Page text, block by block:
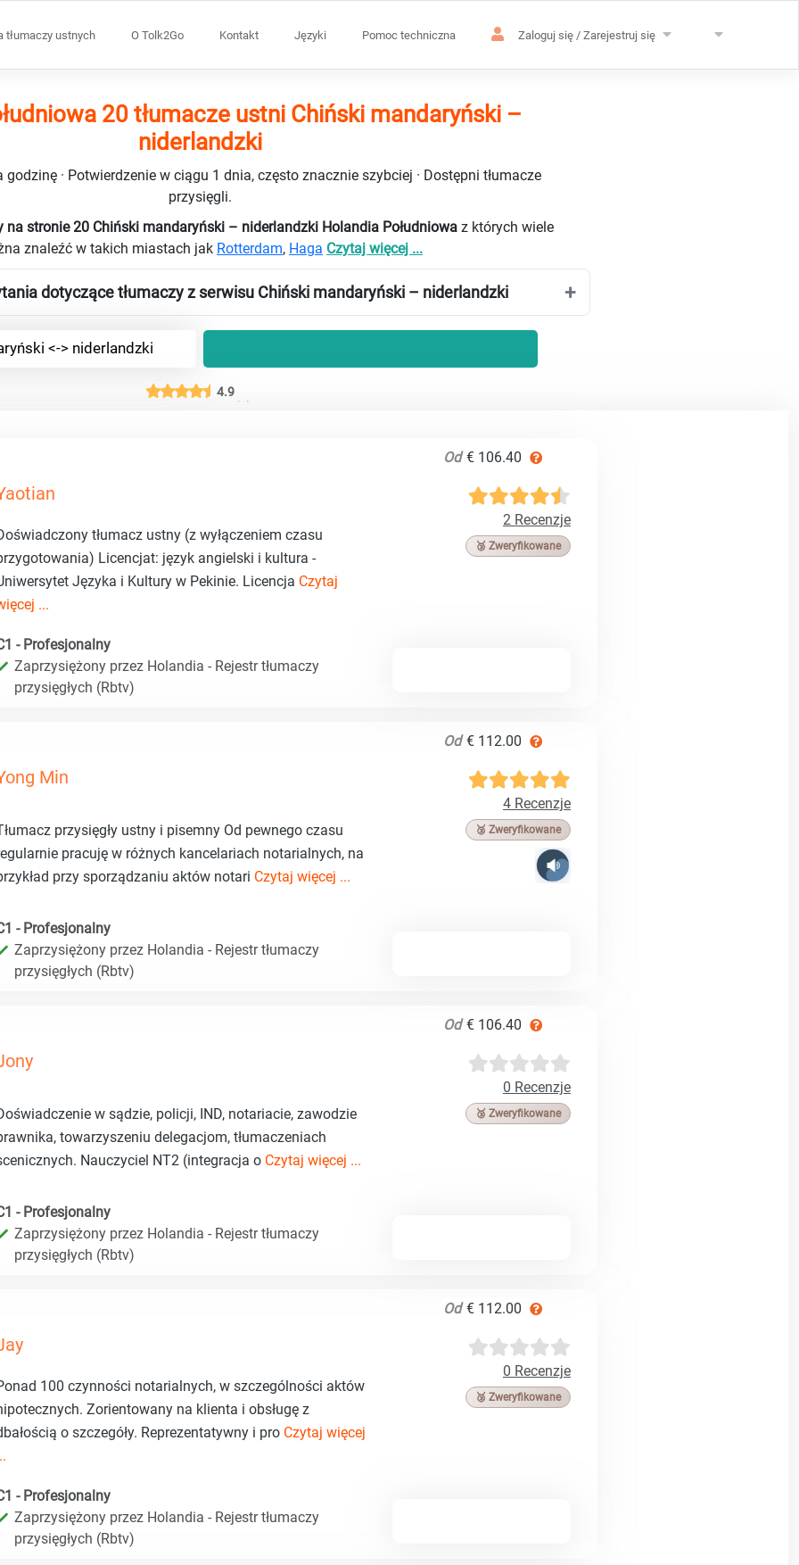
tłumaczy ustnych O Tolk2Go Kontakt Języki Pomoc techniczna Zaloguj się / Zarejestruj się
20 tłumacze ustni Chiński mandaryński –
niderlandzki
· Potwierdzenie w ciągu 1 dnia, często znacznie szybciej · Dostępni tłumacze
przysięgli.
na stronie 20 Chiński mandaryński – niderlandzki Holandia Południowa z których wiele
znaleźć w takich miastach jak Rotterdam, Haga Czytaj więcej ...
dotyczące tłumaczy z serwisu Chiński mandaryński – niderlandzki
<-> niderlandzki
4.9
Od€ 106.40
2 Recenzje
🥉 Zweryfikowane
tłumacz ustny (z wyłączeniem czasu
Licencjat: język angielski i kultura -
Języka i Kultury w Pekinie. Licencja Czytaj
...
- Profesjonalny
Zaprzysiężony przez Holandia - Rejestr tłumaczy
przysięgłych (Rbtv)
Od€ 112.00
Min
4 Recenzje
🥉 Zweryfikowane
przysięgły ustny i pisemny Od pewnego czasu
pracuję w różnych kancelariach notarialnych, na
przy sporządzaniu aktów notari Czytaj więcej ...
- Profesjonalny
Zaprzysiężony przez Holandia - Rejestr tłumaczy
przysięgłych (Rbtv)
Od€ 106.40
0 Recenzje
🥉 Zweryfikowane
w sądzie, policji, IND, notariacie, zawodzie
towarzyszeniu delegacjom, tłumaczeniach
Nauczyciel NT2 (integracja o Czytaj więcej ...
- Profesjonalny
Zaprzysiężony przez Holandia - Rejestr tłumaczy
przysięgłych (Rbtv)
Od€ 112.00
0 Recenzje
🥉 Zweryfikowane
100 czynności notarialnych, w szczególności aktów
Zorientowany na klienta i obsługę z
o szczegóły. Reprezentatywny i pro Czytaj więcej
- Profesjonalny
Zaprzysiężony przez Holandia - Rejestr tłumaczy
przysięgłych (Rbtv)